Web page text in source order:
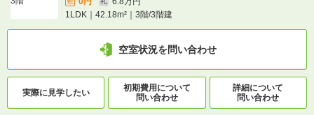
1LDK｜42.18m²｜3階/3階建
空室状況を問い合わせ
実際に見学したい
初期費用について
問い合わせ
詳細について
問い合わせ